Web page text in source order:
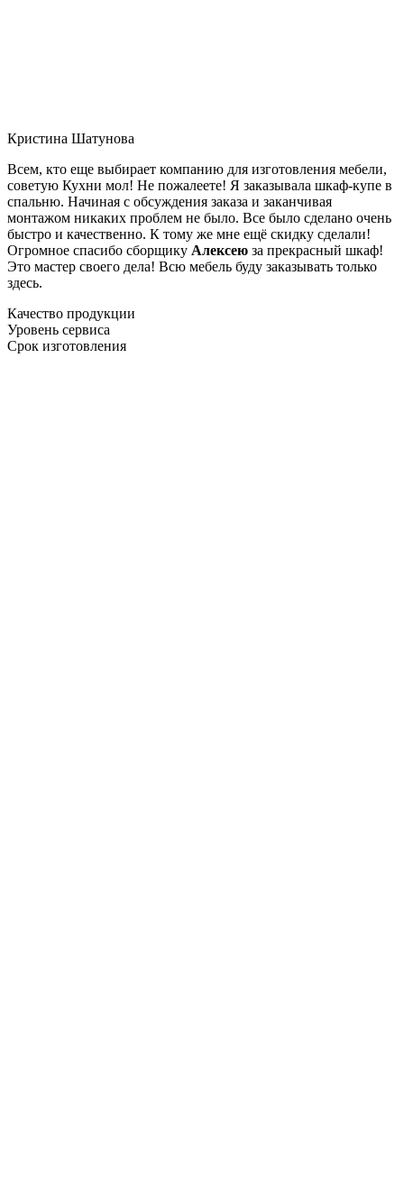
Кристина Шатунова
Всем, кто еще выбирает компанию для изготовления мебели,
советую Кухни мол! Не пожалеете! Я заказывала шкаф-купе в
спальню. Начиная с обсуждения заказа и заканчивая
монтажом никаких проблем не было. Все было сделано очень
быстро и качественно. К тому же мне ещё скидку сделали!
Огромное спасибо сборщику Алексею за прекрасный шкаф!
Это мастер своего дела! Всю мебель буду заказывать только
здесь.
Качество продукции
Уровень сервиса
Срок изготовления